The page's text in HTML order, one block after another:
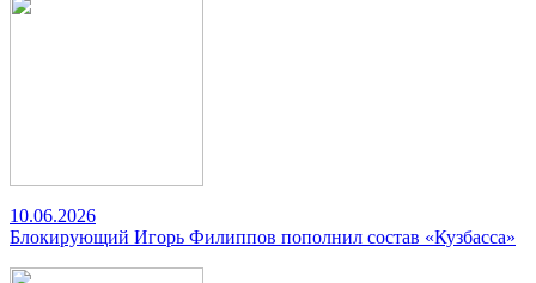
10.06.2026
Блокирующий Игорь Филиппов пополнил состав «Кузбасса»